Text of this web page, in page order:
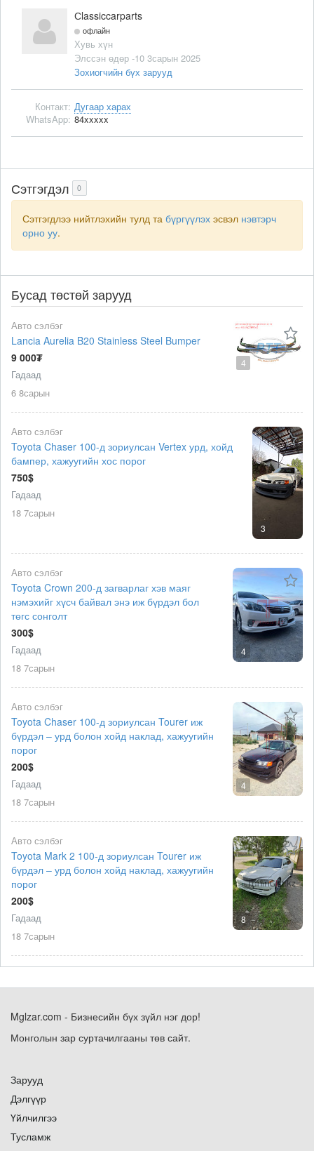
Сlassiccarparts
офлайн
Хувь хүн
Элссэн өдөр -10 3сарын 2025
Зохиогчийн бүх зарууд
Контакт: Дугаар харах
WhatsApp: 84xxxxx
Сэтгэгдэл 0
Сэтгэгдлээ нийтлэхийн тулд та бүргүүлэх эсвэл нэвтэрч
орно уу.
Бусад төстөй зарууд
4
Авто сэлбэг
Lancia Aurelia B20 Stainless Steel Bumper
9 000₮
Гадаад
6 8сарын
3
Авто сэлбэг
Toyota Chaser 100-д зориулсан Vertex урд, хойд
бампер, хажуугийн хос порог
750$
Гадаад
18 7сарын
4
Авто сэлбэг
Toyota Crown 200-д загварлаг хэв маяг
нэмэхийг хүсч байвал энэ иж бүрдэл бол
төгс сонголт
300$
Гадаад
18 7сарын
4
Авто сэлбэг
Toyota Chaser 100-д зориулсан Tourer иж
бүрдэл – урд болон хойд наклад, хажуугийн
порог
200$
Гадаад
18 7сарын
8
Авто сэлбэг
Toyota Mark 2 100-д зориулсан Tourer иж
бүрдэл – урд болон хойд наклад, хажуугийн
порог
200$
Гадаад
18 7сарын
Mglzar.com - Бизнесийн бүх зүйл нэг дор!
Монголын зар суртачилгааны төв сайт.
Зарууд
Дэлгүүр
Үйлчилгээ
Тусламж